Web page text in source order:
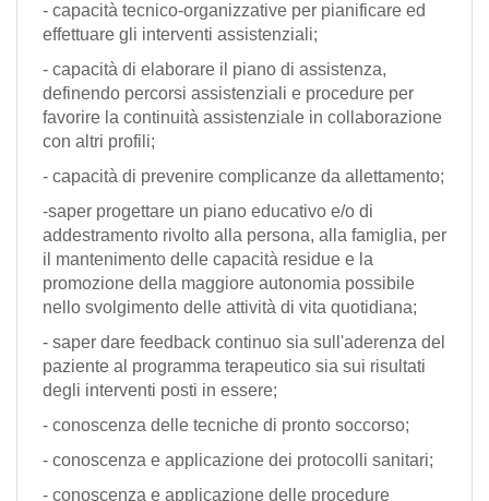
- capacità tecnico-organizzative per pianificare ed
effettuare gli interventi assistenziali;
- capacità di elaborare il piano di assistenza,
definendo percorsi assistenziali e procedure per
favorire la continuità assistenziale in collaborazione
con altri profili;
- capacità di prevenire complicanze da allettamento;
-saper progettare un piano educativo e/o di
addestramento rivolto alla persona, alla famiglia, per
il mantenimento delle capacità residue e la
promozione della maggiore autonomia possibile
nello svolgimento delle attività di vita quotidiana;
- saper dare feedback continuo sia sull'aderenza del
paziente al programma terapeutico sia sui risultati
degli interventi posti in essere;
- conoscenza delle tecniche di pronto soccorso;
- conoscenza e applicazione dei protocolli sanitari;
- conoscenza e applicazione delle procedure